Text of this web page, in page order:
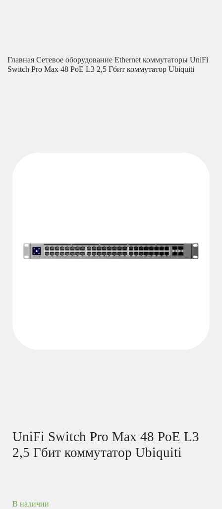
Главная Сетевое оборудование Ethernet коммутаторы UniFi
Switch Pro Max 48 PoE L3 2,5 Гбит коммутатор Ubiquiti
UniFi Switch Pro Max 48 PoE L3
2,5 Гбит коммутатор Ubiquiti
В наличии